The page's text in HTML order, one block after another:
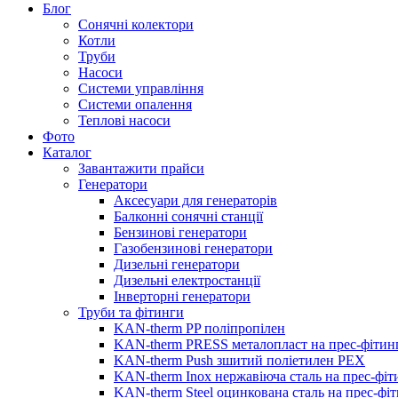
Блог
Сонячні колектори
Котли
Труби
Насоси
Системи управління
Системи опалення
Теплові насоси
Фото
Каталог
Завантажити прайси
Генератори
Аксесуари для генераторів
Балконні сонячні станції
Бензинові генератори
Газобензинові генератори
Дизельні генератори
Дизельні електростанції
Інверторні генератори
Труби та фітинги
KAN-therm PP поліпропілен
KAN-therm PRESS металопласт на прес-
KAN-therm Push зшитий поліетилен PEX
KAN-therm Inox нержавіюча сталь на прес-
KAN-therm Steel оцинкована сталь на прес-